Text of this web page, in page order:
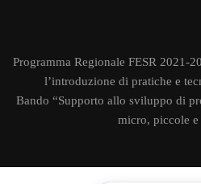
Programma Regionale FESR 2021-
l’introduzione di pratiche e
Bando “Supporto allo sviluppo di
micro, piccole